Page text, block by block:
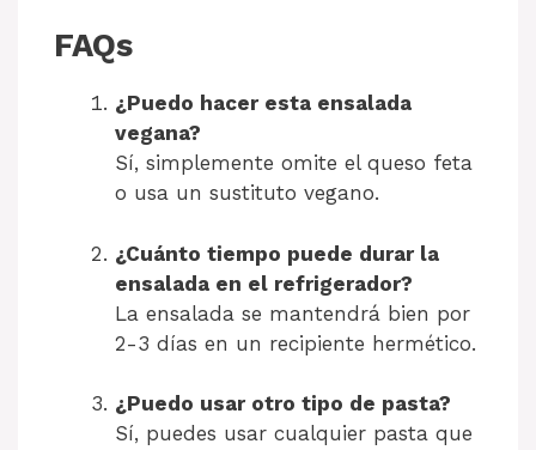
FAQs
¿Puedo hacer esta ensalada
vegana?
Sí, simplemente omite el queso feta
o usa un sustituto vegano.
¿Cuánto tiempo puede durar la
ensalada en el refrigerador?
La ensalada se mantendrá bien por
2-3 días en un recipiente hermético.
¿Puedo usar otro tipo de pasta?
Sí, puedes usar cualquier pasta que